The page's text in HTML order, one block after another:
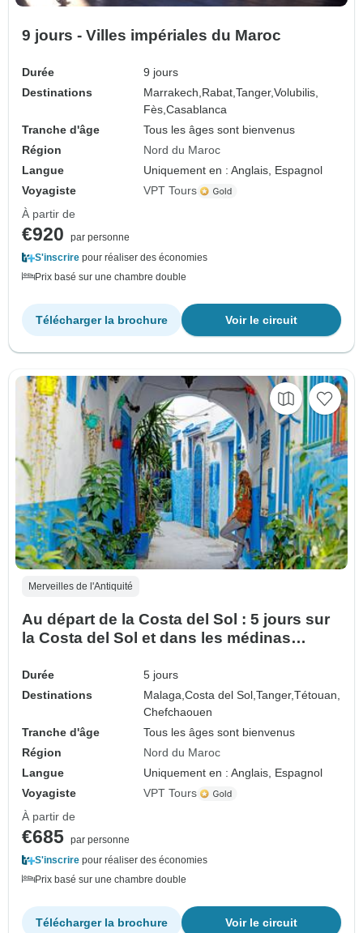
9 jours - Villes impériales du Maroc
Durée
9 jours
Destinations
Marrakech,Rabat,Tanger,Volubilis,
Fès,Casablanca
Tranche d'âge
Tous les âges sont bienvenus
Région
Nord du Maroc
Langue
Uniquement en : Anglais, Espagnol
Voyagiste
VPT Tours
À partir de
€920
par personne
S'inscrire pour réaliser des économies
Prix basé sur une chambre double
Voir le circuit
Télécharger la brochure
Merveilles de l'Antiquité
Au départ de la Costa del Sol : 5 jours sur
la Costa del Sol et dans les médinas
Durée
5 jours
Destinations
Malaga,Costa del Sol,Tanger,Tétouan,
Chefchaouen
Tranche d'âge
Tous les âges sont bienvenus
Région
Nord du Maroc
Langue
Uniquement en : Anglais, Espagnol
Voyagiste
VPT Tours
À partir de
€685 par personne
S'inscrire pour réaliser des économies
Prix basé sur une chambre double
Voir le circuit
Télécharger la brochure